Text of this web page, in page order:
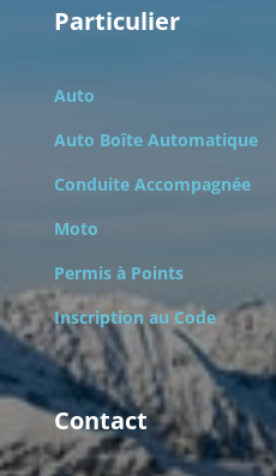
Particulier
Auto
Auto Boîte Automatique
Conduite Accompagnée
Moto
Permis à Points
Inscription au Code
Contact